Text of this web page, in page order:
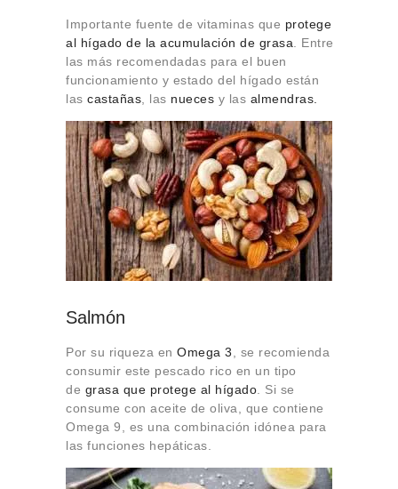
Importante fuente de vitaminas que protege
al hígado de la acumulación de grasa . Entre
las más recomendadas para el buen
funcionamiento y estado del hígado están
las castañas , las nueces y las almendras.
Salmón
Por su riqueza en Omega 3 , se recomienda
consumir este pescado rico en un tipo
de grasa que protege al hígado . Si se
consume con aceite de oliva, que contiene
Omega 9, es una combinación idónea para
las funciones hepáticas.